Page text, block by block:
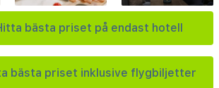
bästa priset på endast hotell
bästa priset inklusive flygbiljetter